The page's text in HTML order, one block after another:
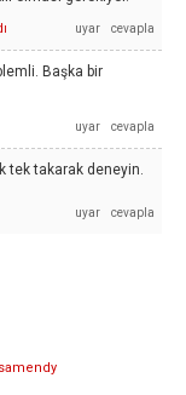
Başka bir
tek takarak deneyin.